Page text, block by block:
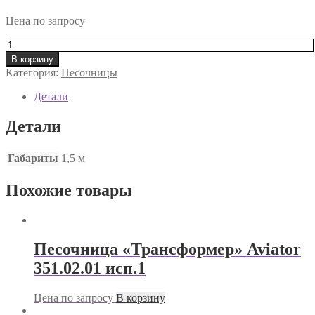
Цена по запросу
Количество
товара
Песочница
«Морская»
Aviator
исп.1
В корзину
Категория: Песочницы
Детали
Детали
Габариты 1,5 м
Похожие товары
Песочница «Трансформер» Aviator
351.02.01 исп.1
Цена по запросу В корзину